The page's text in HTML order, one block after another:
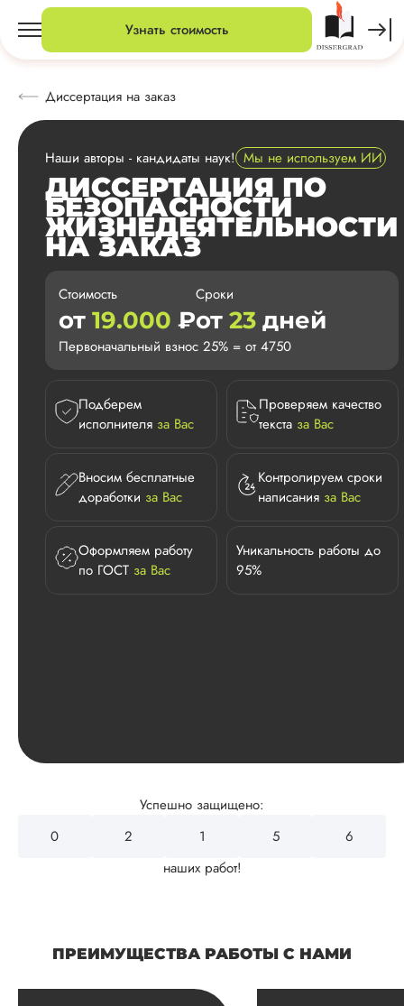
Узнать стоимость
Диссертация на заказ
Наши авторы - кандидаты наук! Мы не используем ИИ
ДИССЕРТАЦИЯ ПО
БЕЗОПАСНОСТИ
ЖИЗНЕДЕЯТЕЛЬНОСТИ
НА ЗАКАЗ
Стоимость
от 19.000 ₽
Сроки
от 23 дней
Первоначальный взнос 25% = от 4750
Подберем
исполнителя за Вас
Проверяем качество
текста за Вас
Вносим бесплатные
доработки за Вас
Контролируем сроки
написания за Вас
Оформляем работу
по ГОСТ за Вас
Уникальность работы до
95%
Успешно защищено:
2
3
4
2
0
наших работ!
ПРЕИМУЩЕСТВА РАБОТЫ С НАМИ